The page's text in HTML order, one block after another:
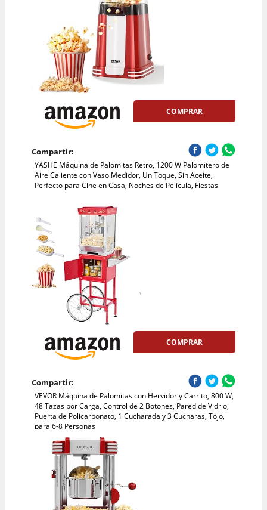
COMPRAR
Compartir:
YASHE Máquina de Palomitas Retro, 1200 W Palomitero de
Aire Caliente con Vaso Medidor, Un Toque, Sin Aceite,
Perfecto para Cine en Casa, Noches de Película, Fiestas
COMPRAR
Compartir:
VEVOR Máquina de Palomitas con Hervidor y Carrito, 800 W,
48 Tazas por Carga, Control de 2 Botones, Pared de Vidrio,
Puerta de Policarbonato, 1 Cucharada y 3 Cucharas, Tojo,
para 6-8 Personas